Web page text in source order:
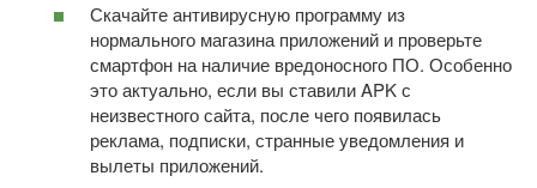
Скачайте антивирусную программу из
нормального магазина приложений и проверьте
смартфон на наличие вредоносного ПО. Особенно
это актуально, если вы ставили APK с
неизвестного сайта, после чего появилась
реклама, подписки, странные уведомления и
вылеты приложений.